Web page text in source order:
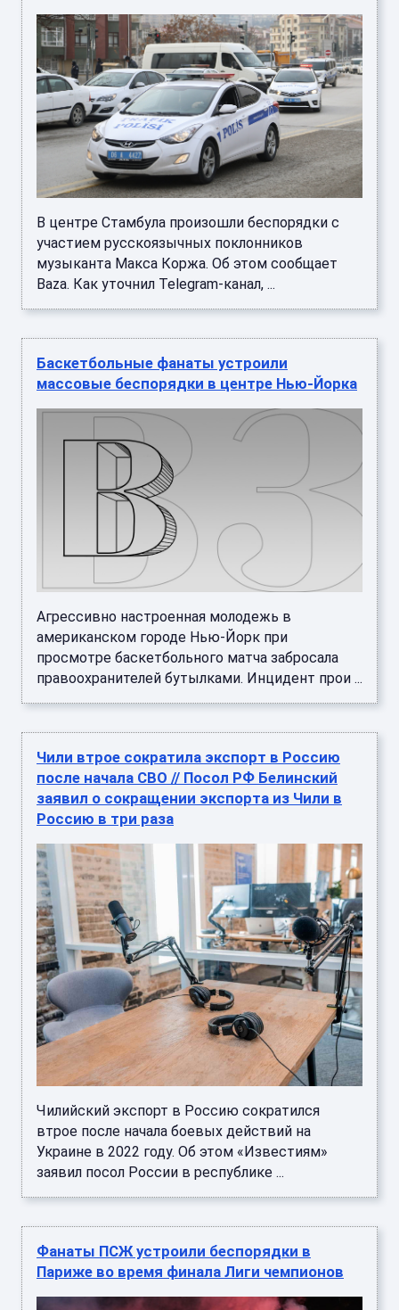
В центре Стамбула произошли беспорядки с
участием русскоязычных поклонников
музыканта Макса Коржа. Об этом сообщает
Baza. Как уточнил Telegram-канал, ...
Баскетбольные фанаты устроили
массовые беспорядки в центре Нью-Йорка
Агрессивно настроенная молодежь в
американском городе Нью-Йорк при
просмотре баскетбольного матча забросала
правоохранителей бутылками. Инцидент прои ...
Чили втрое сократила экспорт в Россию
после начала СВО // Посол РФ Белинский
заявил о сокращении экспорта из Чили в
Россию в три раза
Чилийский экспорт в Россию сократился
втрое после начала боевых действий на
Украине в 2022 году. Об этом «Известиям»
заявил посол России в республике ...
Фанаты ПСЖ устроили беспорядки в
Париже во время финала Лиги чемпионов